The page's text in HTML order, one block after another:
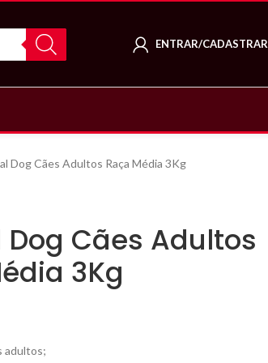
ENTRAR/CADASTRAR
Dog Cães Adultos Raça Média 3Kg
Cães Adultos
3Kg
adultos;